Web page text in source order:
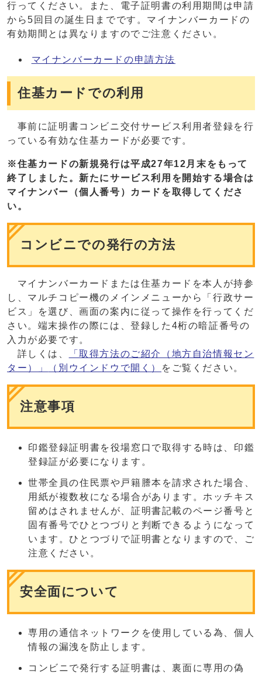
行ってください。また、電子証明書の利用期間は申請
から5回目の誕生日までです。マイナンバーカードの
有効期間とは異なりますのでご注意ください。
マイナンバーカードの申請方法
住基カードでの利用
事前に証明書コンビニ交付サービス利用者登録を行
っている有効な住基カードが必要です。
※住基カードの新規発行は平成27年12月末をもって
終了しました。新たにサービス利用を開始する場合は
マイナンバー（個人番号）カードを取得してくださ
い。
コンビニでの発行の方法
マイナンバーカードまたは住基カードを本人が持参
し、マルチコピー機のメインメニューから「行政サー
ビス」を選び、画面の案内に従って操作を行ってくだ
さい。端末操作の際には、登録した4桁の暗証番号の
入力が必要です。
詳しくは、
「取得方法のご紹介（地方自治情報セン
ター）」
（別ウインドウで開く） をご覧ください。
注意事項
印鑑登録証明書を役場窓口で取得する時は、印鑑
登録証が必要になります。
世帯全員の住民票や戸籍謄本を請求された場合、
用紙が複数枚になる場合があります。ホッチキス
留めはされませんが、証明書記載のページ番号と
固有番号でひとつづりと判断できるようになって
います。ひとつづりで証明書となりますので、ご
注意ください。
安全面について
専用の通信ネットワークを使用している為、個人
情報の漏洩を防止します。
コンビニで発行する証明書は、裏面に専用の偽